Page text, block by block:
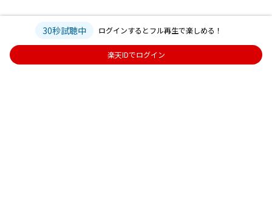
30秒試聴中 ログインするとフル再生で楽しめる！
楽天IDでログイン